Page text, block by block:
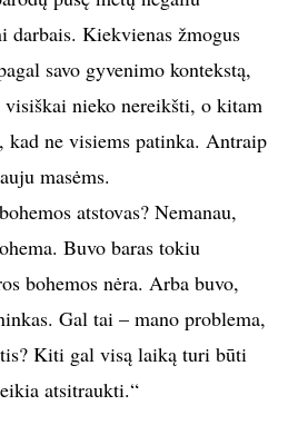
mano vidinė esmė? Nežinau.
objektas, labiau esu
Kartais atrodo, kad
iškrėsti, net būti
Išpažintis man yra kūryba.
darbais. Kiekvienas žmogus
savo gyvenimo kontekstą,
visiškai nieko nereikšti, o kitam
ne visiems patinka. Antraip
masėms.